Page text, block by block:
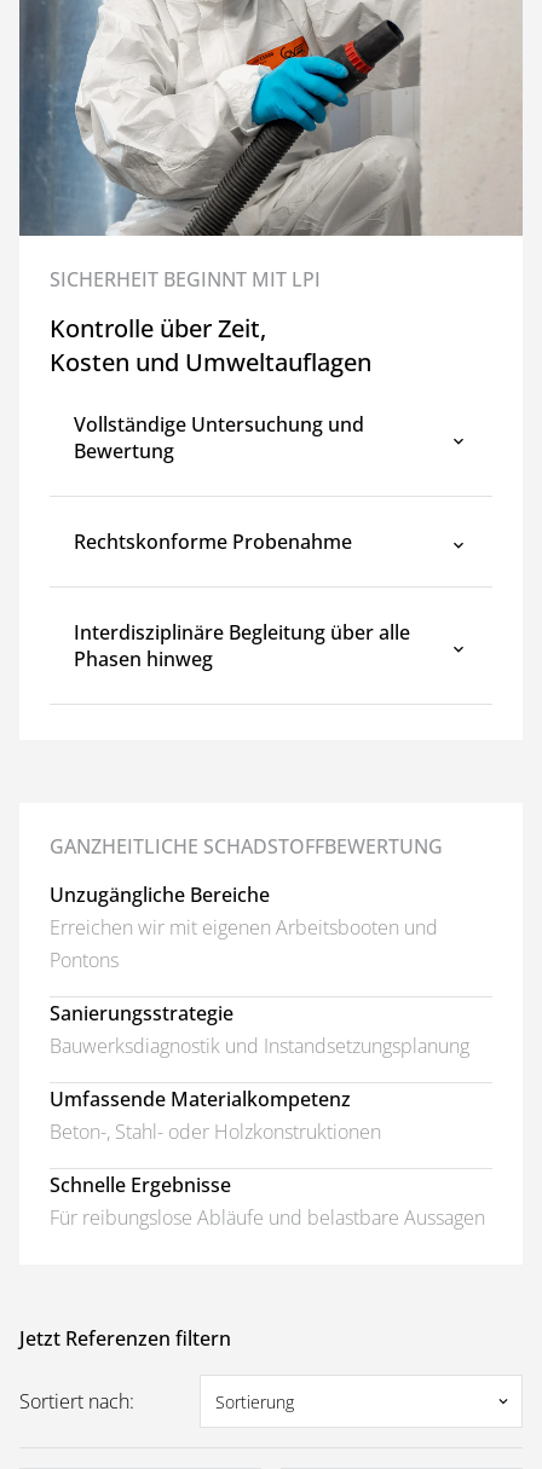
SICHERHEIT BEGINNT MIT LPI
Kontrolle über Zeit,
Kosten und Umweltauflagen
Vollständige Untersuchung und
Bewertung
Rechtskonforme Probenahme
Interdisziplinäre Begleitung über alle
Phasen hinweg
GANZHEITLICHE SCHADSTOFFBEWERTUNG
Unzugängliche Bereiche
Erreichen wir mit eigenen Arbeitsbooten und
Pontons
Sanierungsstrategie
Bauwerksdiagnostik und Instandsetzungsplanung
Umfassende Materialkompetenz
Beton-, Stahl- oder Holzkonstruktionen
Schnelle Ergebnisse
Für reibungslose Abläufe und belastbare Aussagen
Jetzt Referenzen filtern
Sortiert nach: Sortierung keyboard_arrow_down